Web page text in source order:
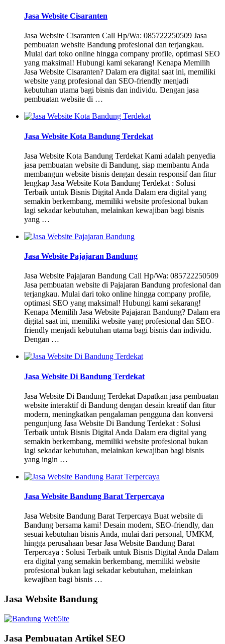
Jasa Website Cisaranten
Jasa Website Cisaranten Call Hp/Wa: 085722250509 Jasa
pembuatan website Bandung profesional dan terjangkau.
Mulai dari toko online hingga company profile, optimasi SEO
yang maksimal! Hubungi kami sekarang! Kenapa Memilih
Jasa Website Cisaranten? Dalam era digital saat ini, memiliki
website yang profesional dan SEO-friendly menjadi
kebutuhan utama bagi bisnis dan individu. Dengan jasa
pembuatan website di …
Jasa Website Kota Bandung Terdekat
Jasa Website Kota Bandung Terdekat Kami adalah penyedia
jasa pembuatan website di Bandung, siap membantu Anda
membangun website bisnis dengan desain responsif dan fitur
lengkap Jasa Website Kota Bandung Terdekat : Solusi
Terbaik untuk Bisnis Digital Anda Dalam era digital yang
semakin berkembang, memiliki website profesional bukan
lagi sekadar kebutuhan, melainkan kewajiban bagi bisnis
yang …
Jasa Website Pajajaran Bandung
Jasa Website Pajajaran Bandung Call Hp/Wa: 085722250509
Jasa pembuatan website di Pajajaran Bandung profesional dan
terjangkau. Mulai dari toko online hingga company profile,
optimasi SEO yang maksimal! Hubungi kami sekarang!
Kenapa Memilih Jasa Website Pajajaran Bandung? Dalam era
digital saat ini, memiliki website yang profesional dan SEO-
friendly menjadi kebutuhan utama bagi bisnis dan individu.
Dengan …
Jasa Website Di Bandung Terdekat
Jasa Website Di Bandung Terdekat Dapatkan jasa pembuatan
website interaktif di Bandung dengan desain kreatif dan fitur
modern, meningkatkan pengalaman pengguna dan konversi
pengunjung Jasa Website Di Bandung Terdekat : Solusi
Terbaik untuk Bisnis Digital Anda Dalam era digital yang
semakin berkembang, memiliki website profesional bukan
lagi sekadar kebutuhan, melainkan kewajiban bagi bisnis
yang ingin …
Jasa Website Bandung Barat Terpercaya
Jasa Website Bandung Barat Terpercaya Buat website di
Bandung bersama kami! Desain modern, SEO-friendly, dan
sesuai kebutuhan bisnis Anda, mulai dari personal, UMKM,
hingga perusahaan besar Jasa Website Bandung Barat
Terpercaya : Solusi Terbaik untuk Bisnis Digital Anda Dalam
era digital yang semakin berkembang, memiliki website
profesional bukan lagi sekadar kebutuhan, melainkan
kewajiban bagi bisnis …
Jasa Website Bandung
Jasa Pembuatan Artikel SEO